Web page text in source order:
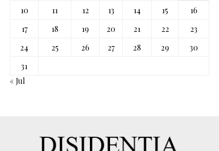
10
11 12 13 14 15
16
17
18 19 20 21 22
23
24
25 26 27 28 29
30
31
« Jul